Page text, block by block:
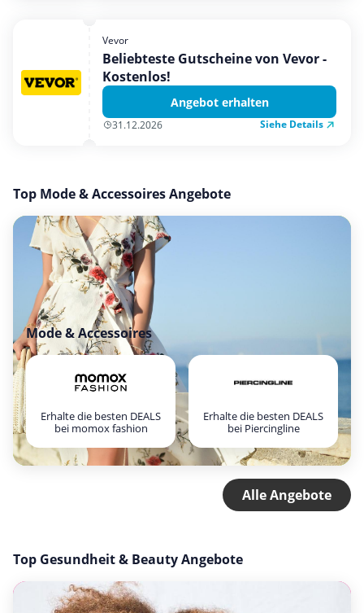
Vevor
Beliebteste Gutscheine von Vevor -
Kostenlos!
Angebot erhalten
31.12.2026 Siehe Details
Top Mode & Accessoires Angebote
Mode & Accessoires
Erhalte die besten DEALS
bei momox fashion
Erhalte die besten DEALS
bei Piercingline
Alle Angebote
Top Gesundheit & Beauty Angebote